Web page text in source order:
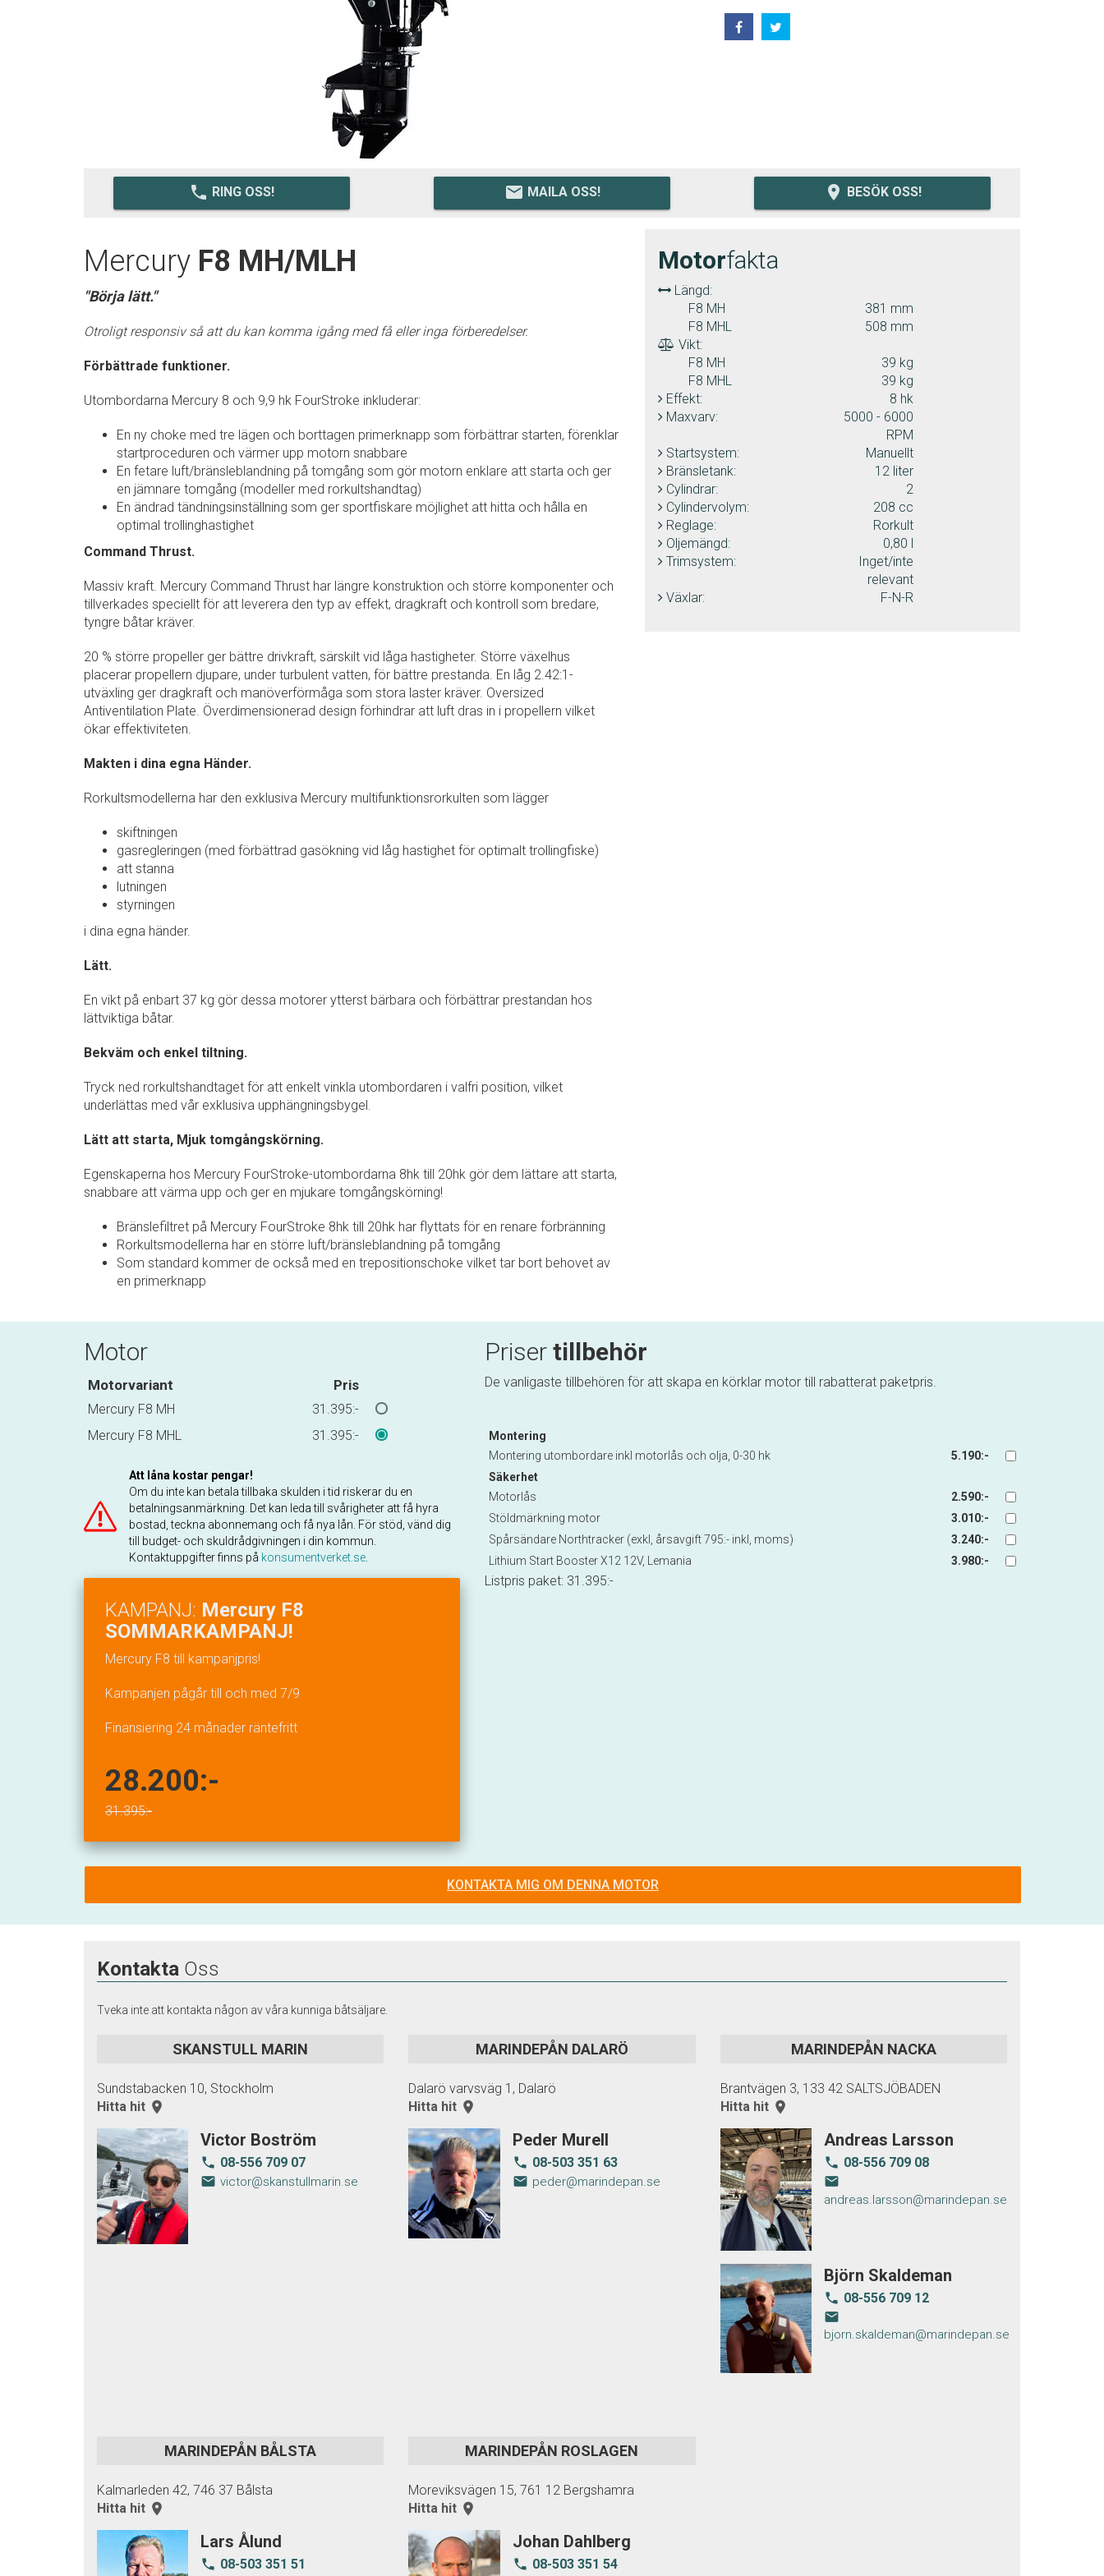
local_phone RING OSS! email MAILA OSS! room BESÖK OSS!
Mercury F8 MH/MLH
"Börja lätt."
Otroligt responsiv så att du kan komma igång med få eller inga förberedelser.
Förbättrade funktioner.
Utombordarna Mercury 8 och 9,9 hk FourStroke inkluderar:
En ny choke med tre lägen och borttagen primerknapp som förbättrar starten, förenklar
startproceduren och värmer upp motorn snabbare
En fetare luft/bränsleblandning på tomgång som gör motorn enklare att starta och ger
en jämnare tomgång (modeller med rorkultshandtag)
En ändrad tändningsinställning som ger sportfiskare möjlighet att hitta och hålla en
optimal trollinghastighet
Command Thrust.
Massiv kraft. Mercury Command Thrust har längre konstruktion och större komponenter och
tillverkades speciellt för att leverera den typ av effekt, dragkraft och kontroll som bredare,
tyngre båtar kräver.
20 % större propeller ger bättre drivkraft, särskilt vid låga hastigheter. Större växelhus
placerar propellern djupare, under turbulent vatten, för bättre prestanda. En låg 2.42:1-
utväxling ger dragkraft och manöverförmåga som stora laster kräver. Oversized
Antiventilation Plate. Överdimensionerad design förhindrar att luft dras in i propellern vilket
ökar effektiviteten.
Makten i dina egna Händer.
Rorkultsmodellerna har den exklusiva Mercury multifunktionsrorkulten som lägger
skiftningen
gasregleringen (med förbättrad gasökning vid låg hastighet för optimalt trollingfiske)
att stanna
lutningen
styrningen
i dina egna händer.
Lätt.
En vikt på enbart 37 kg gör dessa motorer ytterst bärbara och förbättrar prestandan hos
lättviktiga båtar.
Bekväm och enkel tiltning.
Tryck ned rorkultshandtaget för att enkelt vinkla utombordaren i valfri position, vilket
underlättas med vår exklusiva upphängningsbygel.
Lätt att starta, Mjuk tomgångskörning.
Egenskaperna hos Mercury FourStroke-utombordarna 8hk till 20hk gör dem lättare att starta,
snabbare att värma upp och ger en mjukare tomgångskörning!
Bränslefiltret på Mercury FourStroke 8hk till 20hk har flyttats för en renare förbränning
Rorkultsmodellerna har en större luft/bränsleblandning på tomgång
Som standard kommer de också med en trepositionschoke vilket tar bort behovet av
en primerknapp
Motorfakta
Längd:
F8 MH
381 mm
F8 MHL
508 mm
Vikt:
F8 MH
39 kg
F8 MHL
39 kg
Effekt:
8 hk
Maxvarv:
5000 - 6000
RPM
Startsystem:
Manuellt
Bränsletank:
12 liter
Cylindrar:
2
Cylindervolym:
208 cc
Reglage:
Rorkult
Oljemängd:
0,80 l
Trimsystem:
Inget/inte
relevant
Växlar:
F-N-R
Motor
Motorvariant Pris
Mercury F8 MH
31.395:-
Mercury F8 MHL
31.395:-
Att låna kostar pengar!
Om du inte kan betala tillbaka skulden i tid riskerar du en
betalningsanmärkning. Det kan leda till svårigheter att få hyra
bostad, teckna abonnemang och få nya lån. För stöd, vänd dig
till budget- och skuldrådgivningen i din kommun.
Kontaktuppgifter finns på konsumentverket.se
KAMPANJ: Mercury F8
SOMMARKAMPANJ!
Mercury F8 till kampanjpris!
Kampanjen pågår till och med 7/9
Finansiering 24 månader räntefritt
28.200:-
31.395:-
Priser tillbehör
De vanligaste tillbehören för att skapa en körklar motor till rabatterat paketpris.
Montering
Montering utombordare inkl motorlås och olja, 0-30 hk
5.190:-
Säkerhet
Motorlås
2.590:-
Stöldmärkning motor
3.010:-
Spårsändare Northtracker (exkl, årsavgift 795:- inkl, moms)
3.240:-
Lithium Start Booster X12 12V, Lemania
3.980:-
Listpris paket: 31.395:-
KONTAKTA MIG OM DENNA MOTOR
Kontakta Oss
Tveka inte att kontakta någon av våra kunniga båtsäljare.
SKANSTULL MARIN
Sundstabacken 10, Stockholm
Hitta hit room
Victor Boström
local_phone 08-556 709 07
email victor@skanstullmarin.se
MARINDEPÅN DALARÖ
Dalarö varvsväg 1, Dalarö
Hitta hit room
Peder Murell
local_phone 08-503 351 63
email peder@marindepan.se
MARINDEPÅN NACKA
Brantvägen 3, 133 42 SALTSJÖBADEN
Hitta hit room
Andreas Larsson
local_phone 08-556 709 08
email
andreas.larsson@marindepan.se
Björn Skaldeman
local_phone 08-556 709 12
email
bjorn.skaldeman@marindepan.se
MARINDEPÅN BÅLSTA
Kalmarleden 42, 746 37 Bålsta
Hitta hit room
Lars Ålund
local_phone 08-503 351 51
MARINDEPÅN ROSLAGEN
Moreviksvägen 15, 761 12 Bergshamra
Hitta hit room
Johan Dahlberg
local_phone 08-503 351 54